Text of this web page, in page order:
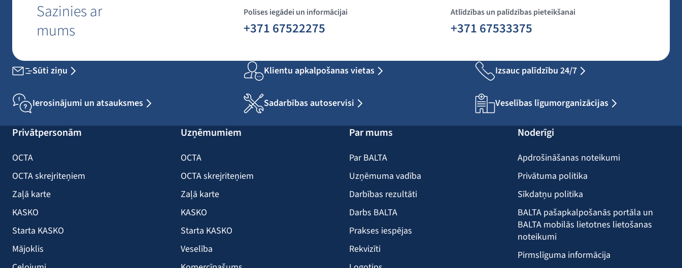
Sazinies ar
mums
Polises iegādei un informācijai
+371 67522275
Atlīdzības un palīdzības pieteikšanai
+371 67533375
Sūti ziņu Klientu apkalpošanas vietas Izsauc palīdzību 24/7
Ierosinājumi un atsauksmes Sadarbības autoservisi Veselības līgumorganizācijas
Privātpersonām
OCTA
OCTA skrejriteņiem
Zaļā karte
KASKO
Starta KASKO
Mājoklis
Uzņēmumiem
OCTA
OCTA skrejriteņiem
Zaļā karte
KASKO
Starta KASKO
Veselība
Par mums
Par BALTA
Uzņēmuma vadība
Darbības rezultāti
Darbs BALTA
Prakses iespējas
Rekvizīti
Noderīgi
Apdrošināšanas noteikumi
Privātuma politika
Sīkdatņu politika
BALTA pašapkalpošanās portāla un
BALTA mobilās lietotnes lietošanas
noteikumi
Pirmslīguma informācija